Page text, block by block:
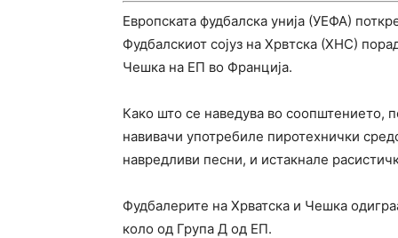
Европската фудбалска унија (УЕФА)
Фудбалскиот сојуз на Хрвтска (ХНС)
Чешка на ЕП во Франција.
Како што се наведува во соопштението,
навивачи употребиле пиротехнички
навредливи песни, и истакнале
Фудбалерите на Хрватска и Чешка
коло од Група Д од ЕП.